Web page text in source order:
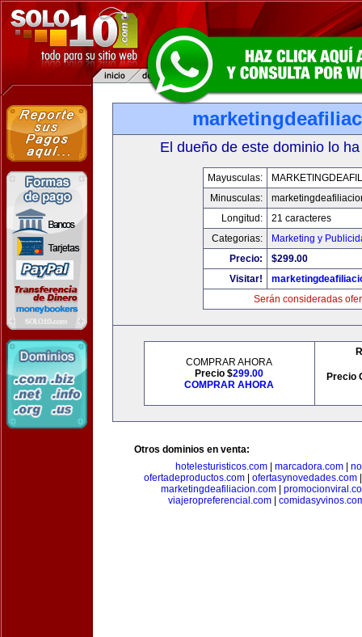
El dueño de este dominio lo
Mayusculas:
Minusculas:
Longitud:
21 caracteres
Categorias:
Marketing y
Precio:
$299.00
Visitar!
Serán consideradas
COMPRAR AHORA
Precio $299.00
COMPRAR AHORA
Precio
Otros dominios en venta:
hotelesturisticos.com
marcadora.com
ofertadeproductos.com| ofertasynovedades.com
marketingdeafiliacion.com|
viajeropreferencial.com